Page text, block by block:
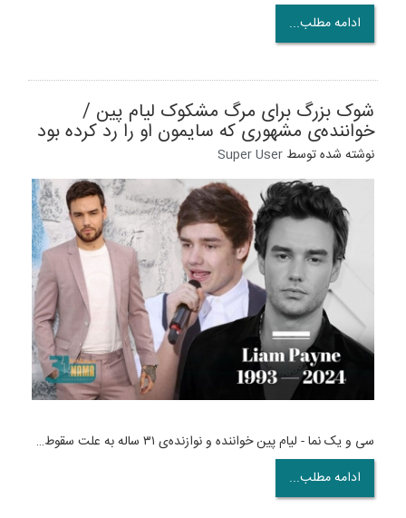
ادامه مطلب...
شوک بزرگ برای مرگ مشکوک لیام پین /
خواننده‌ی مشهوری که سایمون او را رد کرده بود
نوشته شده توسط Super User
سی و یک نما - لیام پین خواننده و نوازنده‌ی ۳۱ ساله به علت سقوط…
ادامه مطلب...